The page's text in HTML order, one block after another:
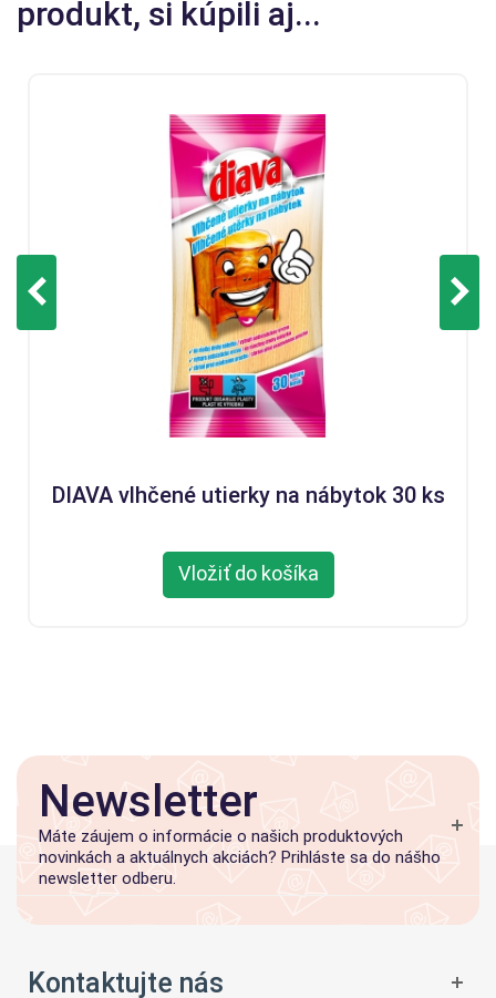
produkt, si kúpili aj...
DIAVA vlhčené utierky na nábytok 30 ks
Vložiť do košíka
Newsletter
Máte záujem o informácie o našich produktových
novinkách a aktuálnych akciách? Prihláste sa do nášho
newsletter odberu.
Kontaktujte nás